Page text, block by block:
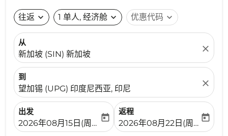
往返 expand_more 1 单人, 经济舱 expand_more 优惠代码 expand_more
从
新加坡 (SIN) 新加坡
close
到
望加锡 (UPG) 印度尼西亚, 印尼
close
出发
fc-booking-departure-date-aria-label
2026年08月15日(周六)
today
返程
fc-booking-return-date-
2026年08月22日(周六)
today